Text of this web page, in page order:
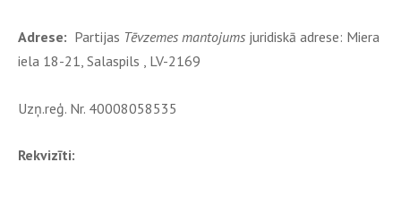
Adrese: Partijas Tēvzemes mantojums juridiskā adrese: Miera
iela 18-21, Salaspils , LV-2169
Uzņ.reģ. Nr. 40008058535
Rekvizīti: